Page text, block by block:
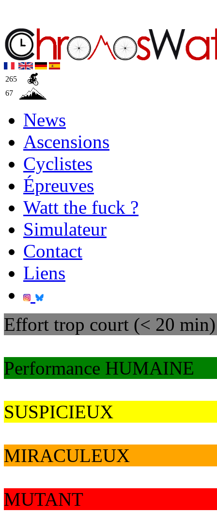
265
67
News
Ascensions
Cyclistes
Épreuves
Watt the fuck ?
Simulateur
Contact
Liens
Effort trop court (< 20 min)
Performance HUMAINE
SUSPICIEUX
MIRACULEUX
MUTANT